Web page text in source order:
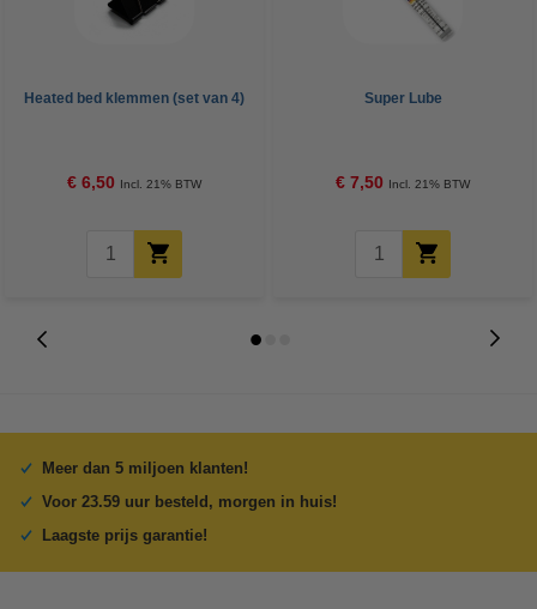
Heated bed klemmen (set van 4)
€ 6,50 Incl. 21% BTW
Super Lube
€ 7,50 Incl. 21% BTW
Meer dan 5 miljoen klanten!
Voor 23.59 uur besteld, morgen in huis!
Laagste prijs garantie!